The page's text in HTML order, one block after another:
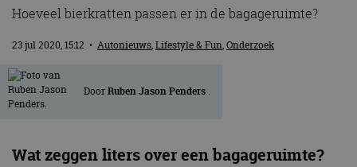
Hoeveel bierkratten passen er in de bagageruimte?
23 jul 2020, 15:12 • Autonieuws,Lifestyle & Fun,Onderzoek
DoorRuben Jason Penders .
Wat zeggen liters over een bagageruimte?